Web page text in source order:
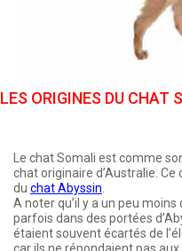
LES ORIGINES DU CHAT
Le chat Somali est comme
chat originaire d’Australie.
du chat Abyssin
A noter qu’il y a un peu
parfois dans des portées
étaient souvent écartés de